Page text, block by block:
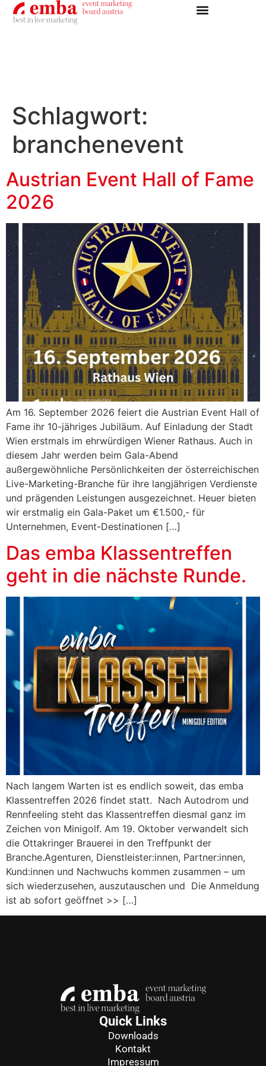
Schlagwort:
branchenevent
Austrian Event Hall of Fame
2026
Am 16. September 2026 feiert die Austrian Event Hall of
Fame ihr 10-jähriges Jubiläum. Auf Einladung der Stadt
Wien erstmals im ehrwürdigen Wiener Rathaus. Auch in
diesem Jahr werden beim Gala-Abend
außergewöhnliche Persönlichkeiten der österreichischen
Live-Marketing-Branche für ihre langjährigen Verdienste
und prägenden Leistungen ausgezeichnet. Heuer bieten
wir erstmalig ein Gala-Paket um €1.500,- für
Unternehmen, Event-Destinationen […]
Das emba Klassentreffen
geht in die nächste Runde.
Nach langem Warten ist es endlich soweit, das emba
Klassentreffen 2026 findet statt. Nach Autodrom und
Rennfeeling steht das Klassentreffen diesmal ganz im
Zeichen von Minigolf. Am 19. Oktober verwandelt sich
die Ottakringer Brauerei in den Treffpunkt der
Branche.Agenturen, Dienstleister:innen, Partner:innen,
Kund:innen und Nachwuchs kommen zusammen – um
sich wiederzusehen, auszutauschen und Die Anmeldung
ist ab sofort geöffnet >> […]
Quick Links
Downloads
Kontakt
Impressum